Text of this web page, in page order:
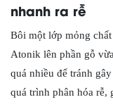
nhanh ra rễ
Bôi một lớp mỏng
Atonik lên phần gỗ
quá nhiều để tránh
quá trình phân hóa rễ,